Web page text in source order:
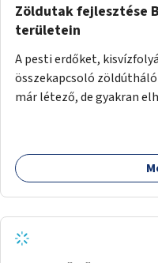
Zöldutak fejlesztése
területein
A pesti erdőket,
összekapcsoló
már létező, de gyakran
szűkületek javításával,
beavatkozással (pl.
zöldutakon való